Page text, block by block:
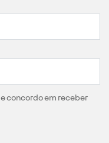
e concordo em receber